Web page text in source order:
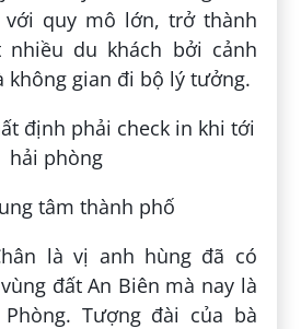
với quy mô lớn, trở thành
du khách bởi cảnh
không gian đi bộ lý tưởng.
tâm thành phố
là vị anh hùng đã có
đất An Biên mà nay là
Tượng đài của bà